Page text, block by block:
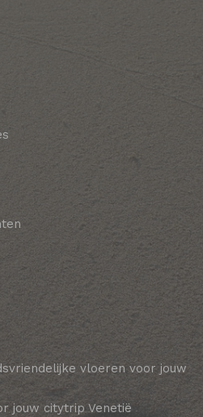
vloeren voor jouw
jouw citytrip Venetië